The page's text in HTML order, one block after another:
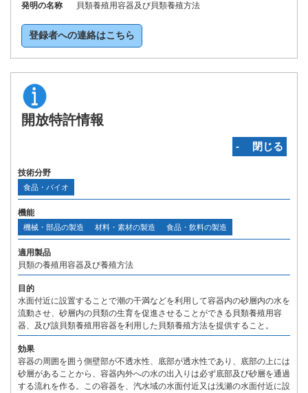
発明の名称
貝類養殖用容器及び貝類養殖方法
登録者への連絡はこちら
開放特許情報
‐ 閉じる
技術分野
食品・バイオ
機能
機械・部品の製造 材料・素材の製造 食品・飲料の製造
適用製品
貝類の養殖用容器及び養殖方法
目的
水面付近に設置することで潮の干満などを利用して容器内の砂層内の水を
流動させ、砂層内の貝類の生育を促進させることができる貝類養殖用容
器、及び該貝類養殖用容器を利用した貝類養殖方法を提供すること。
効果
容器の周囲を囲う側壁部が不透水性、底部が透水性であり、底部の上には
砂層があることから、容器内外への水の出入りは必ず底部及び砂層を通過
する流れを作る。この容器を、汽水域の水面付近又は浅瀬の水面付近に設